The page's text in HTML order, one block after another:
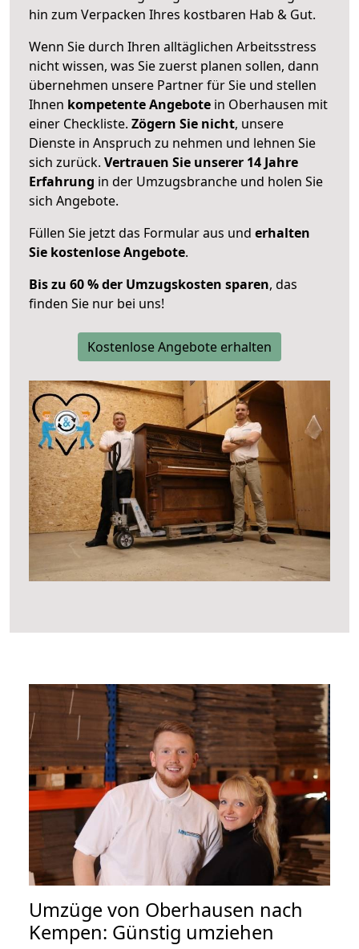
hin zum Verpacken Ihres kostbaren Hab & Gut.
Wenn Sie durch Ihren alltäglichen Arbeitsstress
nicht wissen, was Sie zuerst planen sollen, dann
übernehmen unsere Partner für Sie und stellen
Ihnen kompetente Angebote in Oberhausen mit
einer Checkliste. Zögern Sie nicht, unsere
Dienste in Anspruch zu nehmen und lehnen Sie
sich zurück. Vertrauen Sie unserer 14 Jahre
Erfahrung in der Umzugsbranche und holen Sie
sich Angebote.
Füllen Sie jetzt das Formular aus und erhalten
Sie kostenlose Angebote.
Bis zu 60 % der Umzugskosten sparen, das
finden Sie nur bei uns!
Kostenlose Angebote erhalten
Umzüge von Oberhausen nach
Kempen: Günstig umziehen